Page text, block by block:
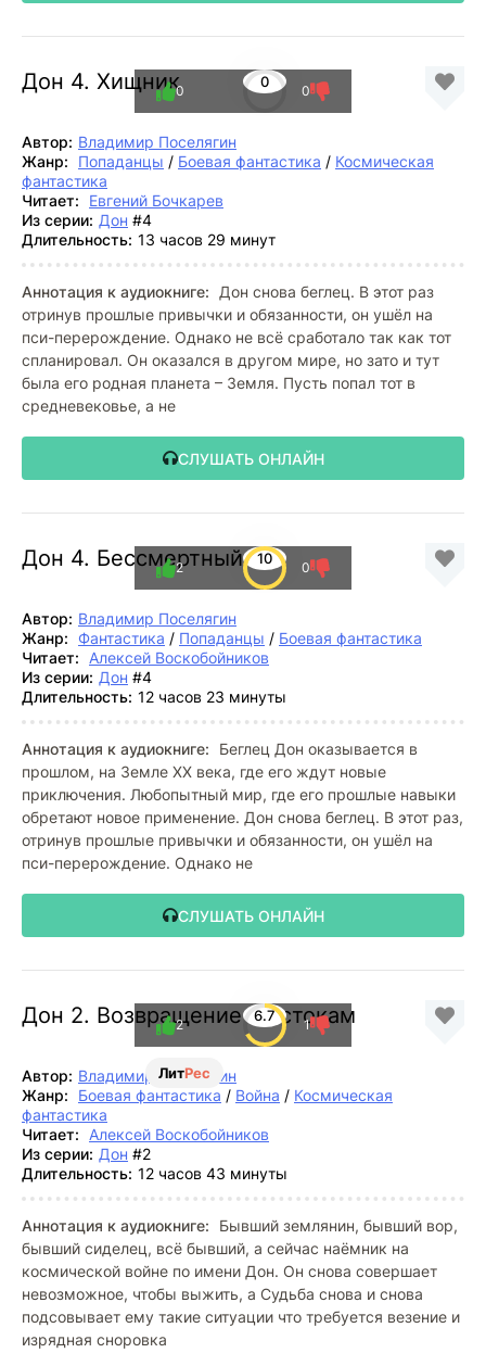
Дон 4. Хищник 0
0 0
Автор: Владимир Поселягин
Жанр:
Попаданцы / Боевая фантастика / Космическая
фантастика
Читает:
Евгений Бочкарев
Из серии: Дон #4
Длительность: 13 часов 29 минут
Аннотация к аудиокниге:
Дон снова беглец. В этот раз
отринув прошлые привычки и обязанности, он ушёл на
пси-перерождение. Однако не всё сработало так как тот
спланировал. Он оказался в другом мире, но зато и тут
была его родная планета – Земля. Пусть попал тот в
средневековье, а не
СЛУШАТЬ ОНЛАЙН
Дон 4. Бессмертный 10
2 0
Автор: Владимир Поселягин
Жанр:
Фантастика / Попаданцы / Боевая фантастика
Читает:
Алексей Воскобойников
Из серии: Дон #4
Длительность: 12 часов 23 минуты
Аннотация к аудиокниге:
Беглец Дон оказывается в
прошлом, на Земле XX века, где его ждут новые
приключения. Любопытный мир, где его прошлые навыки
обретают новое применение. Дон снова беглец. В этот раз,
отринув прошлые привычки и обязанности, он ушёл на
пси-перерождение. Однако не
СЛУШАТЬ ОНЛАЙН
Дон 2. Возвращение к истокам
ЛитРес
6.7
2 1
Автор: Владимир Поселягин
Жанр:
Боевая фантастика / Война / Космическая
фантастика
Читает:
Алексей Воскобойников
Из серии: Дон #2
Длительность: 12 часов 43 минуты
Аннотация к аудиокниге:
Бывший землянин, бывший вор,
бывший сиделец, всё бывший, а сейчас наёмник на
космической войне по имени Дон. Он снова совершает
невозможное, чтобы выжить, а Судьба снова и снова
подсовывает ему такие ситуации что требуется везение и
изрядная сноровка